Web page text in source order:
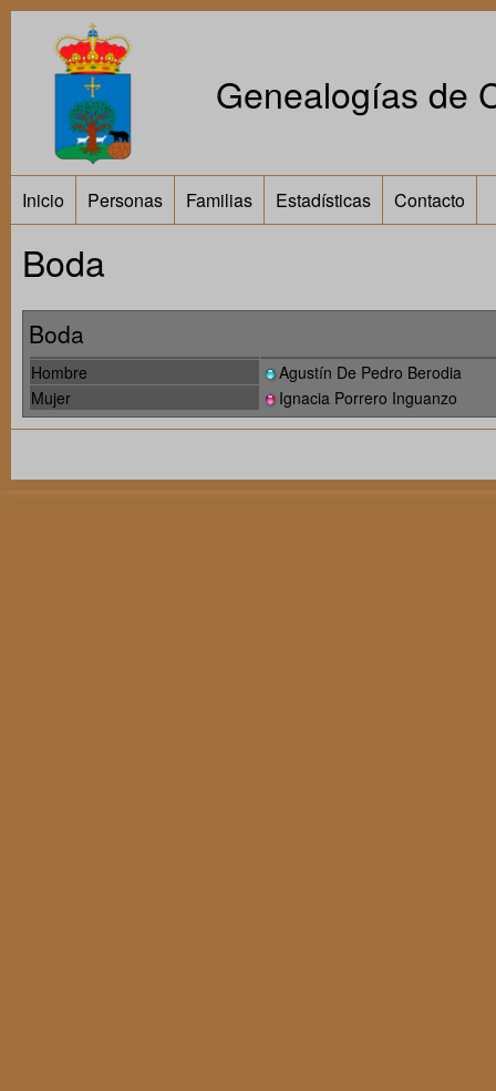
Genealogías de
Inicio Personas Familias Estadísticas Contacto
Boda
Boda
Hombre
Agustín De Pedro Berodia
Mujer
Ignacia Porrero Inguanzo